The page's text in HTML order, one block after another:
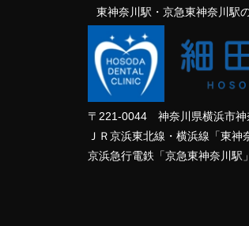
東神奈川駅・京急東神奈川駅
〒221-0044 神奈川県横浜市神
ＪＲ京浜東北線・横浜線「東
京浜急行電鉄「京急東神奈川駅